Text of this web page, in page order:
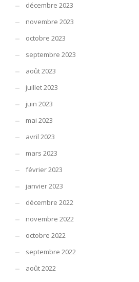
décembre 2023
novembre 2023
octobre 2023
septembre 2023
août 2023
juillet 2023
juin 2023
mai 2023
avril 2023
mars 2023
février 2023
janvier 2023
décembre 2022
novembre 2022
octobre 2022
septembre 2022
août 2022